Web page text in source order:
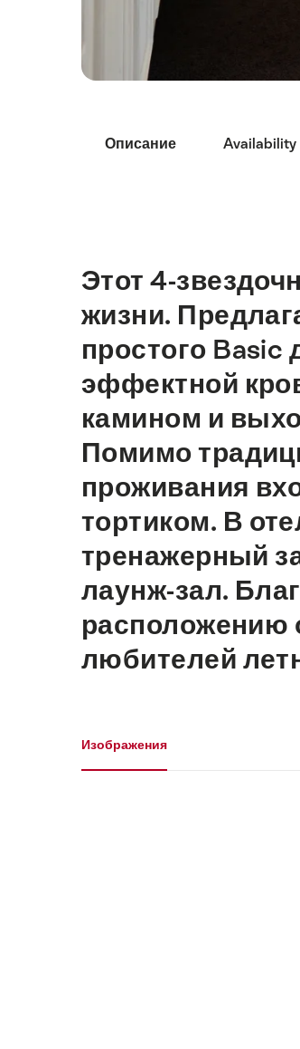
Описание Availability
Intro
Этот 4-
жизни.
простого Basic
эффектной
камином и
Помимо
проживания
тортиком. В
тренажерный
лаунж-зал.
расположению
любителей
Изображения